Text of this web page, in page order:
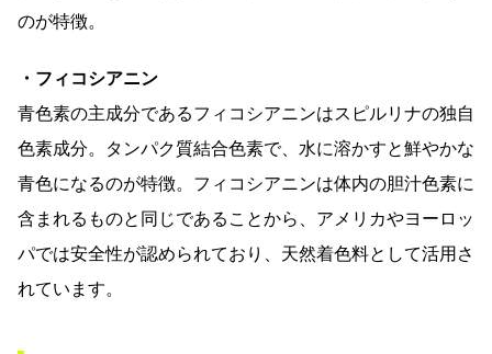
のが特徴。
・フィコシアニン
青色素の主成分であるフィコシアニンはスピルリナの独自
色素成分。タンパク質結合色素で、水に溶かすと鮮やかな
青色になるのが特徴。フィコシアニンは体内の胆汁色素に
含まれるものと同じであることから、アメリカやヨーロッ
パでは安全性が認められており、天然着色料として活用さ
れています。